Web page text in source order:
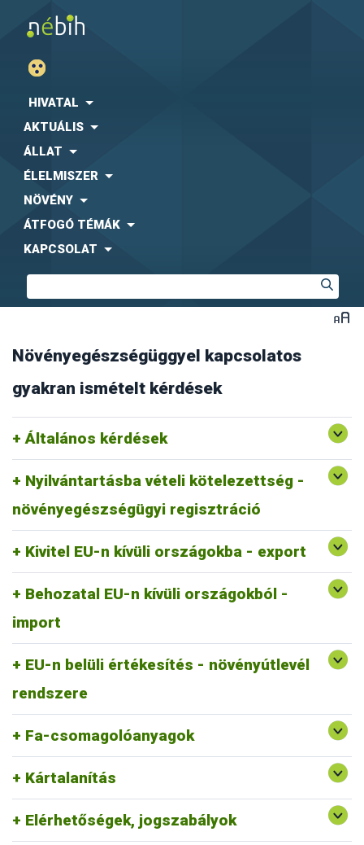
HIVATAL
AKTUÁLIS
ÁLLAT
ÉLELMISZER
NÖVÉNY
ÁTFOGÓ TÉMÁK
KAPCSOLAT
Növényegészségüggyel kapcsolatos
gyakran ismételt kérdések
Általános kérdések
Nyilvántartásba vételi kötelezettség -
növényegészségügyi regisztráció
Kivitel EU-n kívüli országokba - export
Behozatal EU-n kívüli országokból -
import
EU-n belüli értékesítés - növényútlevél
rendszere
Fa-csomagolóanyagok
Kártalanítás
Elérhetőségek, jogszabályok